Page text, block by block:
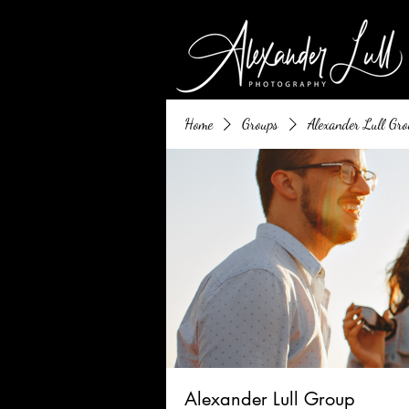
Home Groups Alexander Lull
Alexander Lull Group